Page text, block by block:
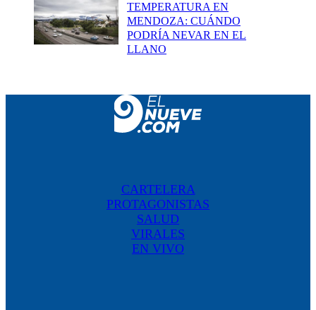
TEMPERATURA EN
MENDOZA: CUÁNDO
PODRÍA NEVAR EN EL
LLANO
CARTELERA
PROTAGONISTAS
SALUD
VIRALES
EN VIVO